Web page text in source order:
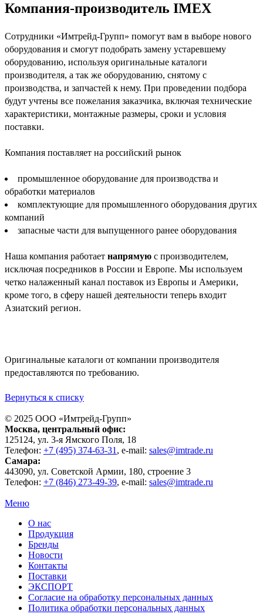
Компания-производитель IMEX
Сотрудники «Имтрейд-Групп» помогут вам в выборе нового
оборудования и смогут подобрать замену устаревшему
оборудованию, используя оригинальные каталоги
производителя, а так же оборудованию, снятому с
производства, и запчастей к нему. При проведении подбора
будут учтены все пожелания заказчика, включая технические
характеристики, монтажные размеры, сроки и условия
поставки.
Компания поставляет на российский рынок
промышленное оборудование для производства и
обработки материалов
комплектующие для промышленного оборудования других
компаний
запасные части для выпущенного ранее оборудования
Наша компания работает напрямую с производителем,
исключая посредников в России и Европе. Мы используем
четко налаженный канал поставок из Европы и Америки,
кроме того, в сферу нашей деятельности теперь входит
Азиатский регион.
Оригинальные каталоги от компании производителя
предоставляются по требованию.
Вернуться к списку
© 2025 ООО «Имтрейд-Групп»
Москва, центральный офис:
125124, ул. 3-я Ямского Поля, 18
Телефон: +7 (495) 374-63-31 , e-mail: sales@imtrade.ru
Самара:
443090, ул. Советской Армии, 180, строение 3
Телефон: +7 (846) 273-49-39, e-mail: sales@imtrade.ru
Меню
О нас
Продукция
Бренды
Новости
Контакты
Поставки
ЭКСПОРТ
Согласие на обработку персональных данных
Политика обработки персональных данных